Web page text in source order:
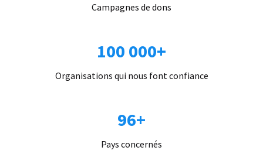
Campagnes de dons
100 000+
Organisations qui nous font confiance
96+
Pays concernés